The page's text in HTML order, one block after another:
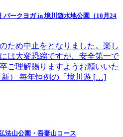
パークヨガ in 境川遊水地公園（10月24
ため中止をとなりました。楽し
は大変恐縮ですが、安全第一で
ご理解賜りますようお願いいた
新） 毎年恒例の「境川遊 […]
法山公園・吾妻山コース